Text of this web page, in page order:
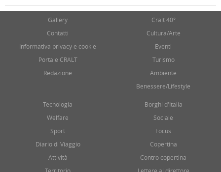
Gallery
Contatti
Informativa privacy e cookie
Portale CRALT
Redazione
Cralt 40°
Cultura/Arte
Eventi
Turismo
Ambiente
Benessere/Lifestyle
Tecnologia
Welfare
Sport
Diario di Viaggio
Attività
Borghi d'Italia
Sociale
Focus
Copertina
Contro copertina